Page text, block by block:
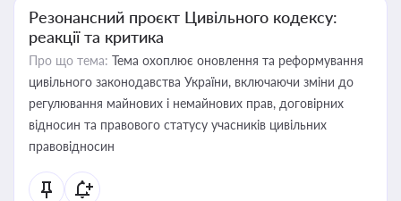
Резонансний проєкт Цивільного кодексу:
реакції та критика
Про що тема: Тема охоплює оновлення та реформування
цивільного законодавства України, включаючи зміни до
регулювання майнових і немайнових прав, договірних
відносин та правового статусу учасників цивільних
правовідносин